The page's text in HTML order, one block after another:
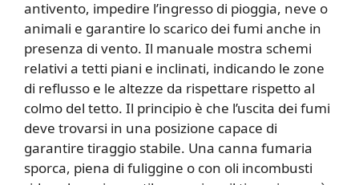
antivento, impedire l’ingresso di pioggia, neve o
animali e garantire lo scarico dei fumi anche in
presenza di vento. Il manuale mostra schemi
relativi a tetti piani e inclinati, indicando le zone
di reflusso e le altezze da rispettare rispetto al
colmo del tetto. Il principio è che l’uscita dei fumi
deve trovarsi in una posizione capace di
garantire tiraggio stabile. Una canna fumaria
sporca, piena di fuliggine o con oli incombusti